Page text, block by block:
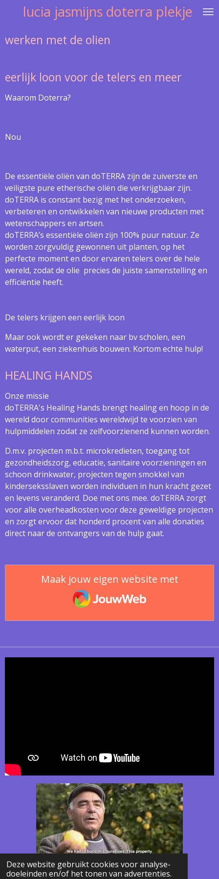
Deze website gebruikt cookies voor analyse-
doeleinden en/of het tonen van advertenties.
de
lucia jasmijns doterra plekje
werken met de olien
eerlijk loon voor de telers en meer
Waarom Doterra?
Nou
De essentiële oliën van doTERRA zijn de zuiverste en
veiligste pure etherische oliën die verkrijgbaar zijn.
doTERRA is constant bezig met het onderzoeken,
verbeteren en ontwikkelen van nieuwe producten met
wetenschappers en artsen.
doTERRA’s essentiële oliën zijn 100% puur natuur. Ze
worden zorgvuldig gewonnen uit planten, op het
perfecte moment en door ervaren telers over de hele
wereld, zodat de olie precies de juiste samenstelling en
efficiëntie heeft.
De telers krijgen een eerlijk loon
Maar ook wordt er gekeken naar bv scholen, een
waterput, een ziekenhuis bouwen. Kortom echte hulp!
HEALING HANDS
Onze missie
doTERRA's Healing Hands brengt healing en hoop in de
wereld door communities wereldwijd te voorzien van
hulpmiddelen zodat ze zelfvoorzienend kunnen worden.
D.m.v. projecten m.b.t. microkredieten, toegang tot
gezondheidszorg, educatie, sanitaire voorzieningen en
schoon drinkwater, projecten tegen smokkel van
kinderseksslaven worden individuen in hun kracht gezet
en levens veranderd. Doe met ons mee. doTERRA zorgt
voor alle overheadkosten voor deze geweldige projecten
en zorgt ervoor dat honderd procent van alle donaties
direct naar de ontvangers van de hulp gaat.
Maak jouw eigen website met
JouwWeb